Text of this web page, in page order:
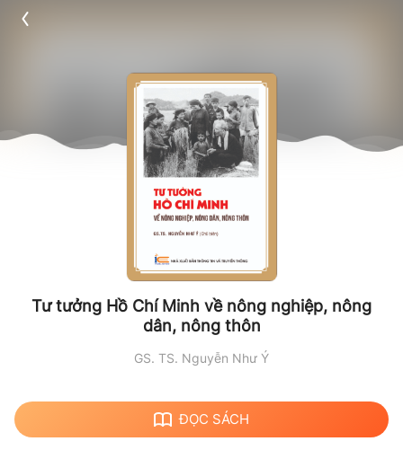
Tư tưởng Hồ Chí Minh về nông nghiệp, nông
dân, nông thôn
GS. TS. Nguyễn Như Ý
ĐỌC SÁCH